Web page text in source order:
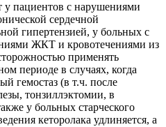
пациентов с нарушениями
сердечной
гипертензией, у больных с
ЖКТ и кровотечениями из
применять
периоде в случаях, когда
гемостаз (в т.ч. после
тонзиллэктомии, в
у больных старческого
кеторолака удлиняется, а